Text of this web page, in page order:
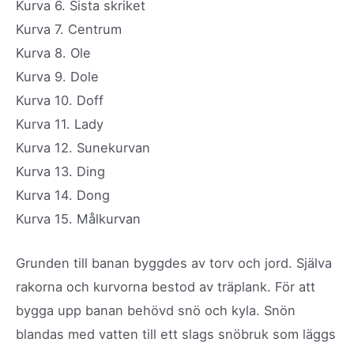
Kurva 6. Sista skriket
Kurva 7. Centrum
Kurva 8. Ole
Kurva 9. Dole
Kurva 10. Doff
Kurva 11. Lady
Kurva 12. Sunekurvan
Kurva 13. Ding
Kurva 14. Dong
Kurva 15. Målkurvan
Grunden till banan byggdes av torv och jord. Själva
rakorna och kurvorna bestod av träplank. För att
bygga upp banan behövd snö och kyla. Snön
blandas med vatten till ett slags snöbruk som läggs